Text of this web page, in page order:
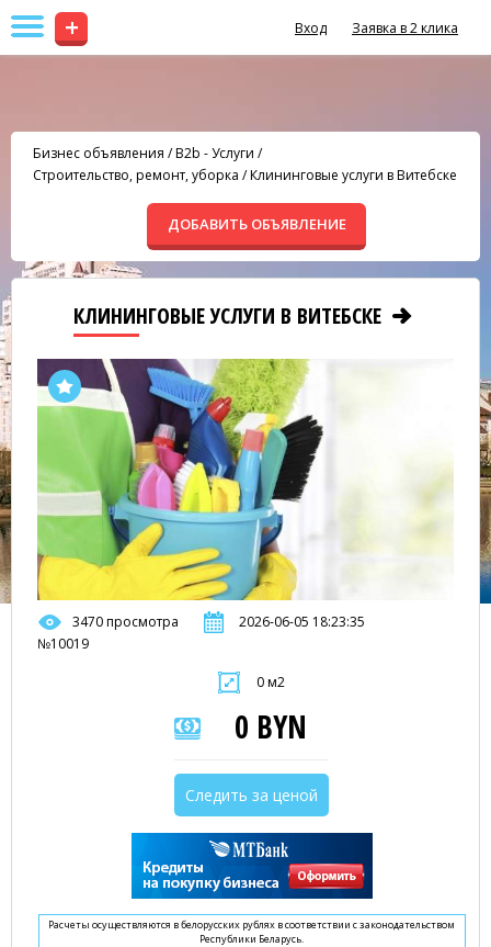
+ Вход Заявка в 2 клика
Бизнес объявления /B2b - Услуги /
Строительство, ремонт, уборка /Клининговые услуги в Витебске
ДОБАВИТЬ ОБЪЯВЛЕНИЕ
КЛИНИНГОВЫЕ УСЛУГИ В ВИТЕБСКЕ
3470 просмотра
2026-06-05 18:23:35
№10019
0 м2
0 BYN
Следить за ценой
Расчеты осуществляются в белорусских рублях в соответствии с законодательством
Республики Беларусь.